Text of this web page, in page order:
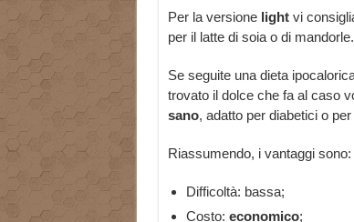
Per la versione lightvi
per il latte di soia o di mandorle.
Se seguite una dieta
trovato il dolce che fa al caso
sano, adatto per diabetici o
Riassumendo, i vantaggi sono:
Difficoltà: bassa;
Costo: economico;